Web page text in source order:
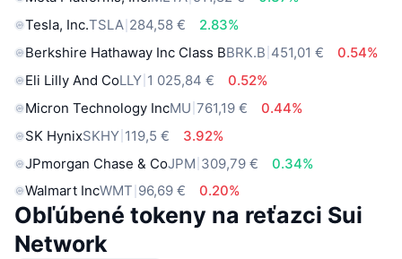
Tesla, Inc.TSLA 284,58 €
2.83%
Berkshire Hathaway Inc Class BBRK.B 451,01 €
0.54%
Eli Lilly And CoLLY 1 025,84 €
0.52%
Micron Technology IncMU 761,19 €
0.44%
SK HynixSKHY 119,5 €
3.92%
JPmorgan Chase & CoJPM 309,79 €
0.34%
Walmart IncWMT 96,69 € 0.20%
Obľúbené tokeny na reťazci Sui
Network